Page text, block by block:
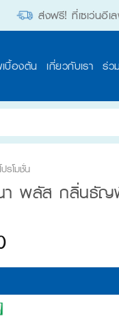
ส่งฟรี! ที่เซเว่นอีเ
บื้องต้น เกี่ยวกับเรา ร่ว
โปรโมชั่น
า พลัส กลิ่นธั